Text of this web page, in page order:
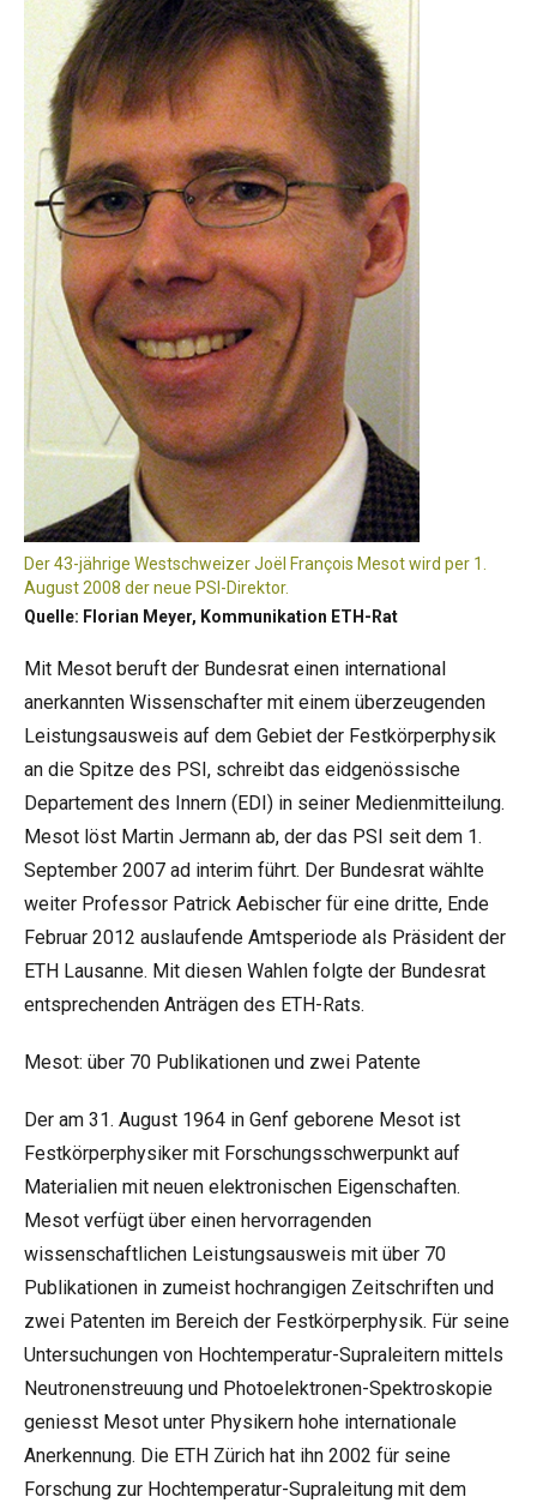
Der 43-jährige Westschweizer Joël François Mesot wird per 1.
August 2008 der neue PSI-Direktor.
Quelle: Florian Meyer, Kommunikation ETH-Rat
Mit Mesot beruft der Bundesrat einen international
anerkannten Wissenschafter mit einem überzeugenden
Leistungsausweis auf dem Gebiet der Festkörperphysik
an die Spitze des PSI, schreibt das eidgenössische
Departement des Innern (EDI) in seiner Medienmitteilung.
Mesot löst Martin Jermann ab, der das PSI seit dem 1.
September 2007 ad interim führt. Der Bundesrat wählte
weiter Professor Patrick Aebischer für eine dritte, Ende
Februar 2012 auslaufende Amtsperiode als Präsident der
ETH Lausanne. Mit diesen Wahlen folgte der Bundesrat
entsprechenden Anträgen des ETH-Rats.
Mesot: über 70 Publikationen und zwei Patente
Der am 31. August 1964 in Genf geborene Mesot ist
Festkörperphysiker mit Forschungsschwerpunkt auf
Materialien mit neuen elektronischen Eigenschaften.
Mesot verfügt über einen hervorragenden
wissenschaftlichen Leistungsausweis mit über 70
Publikationen in zumeist hochrangigen Zeitschriften und
zwei Patenten im Bereich der Festkörperphysik. Für seine
Untersuchungen von Hochtemperatur-Supraleitern mittels
Neutronenstreuung und Photoelektronen-Spektroskopie
geniesst Mesot unter Physikern hohe internationale
Anerkennung. Die ETH Zürich hat ihn 2002 für seine
Forschung zur Hochtemperatur-Supraleitung mit dem